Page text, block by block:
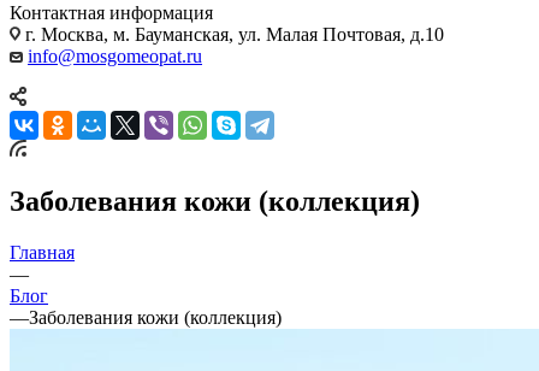
Контактная информация
г. Москва, м. Бауманская, ул. Малая Почтовая, д.10
info@mosgomeopat.ru
Заболевания кожи (коллекция)
Главная
—
Блог
—Заболевания кожи (коллекция)